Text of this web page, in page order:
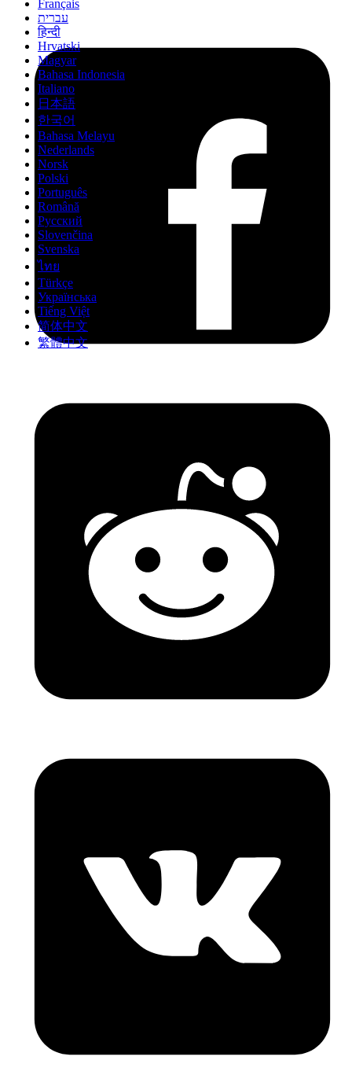
Français
עברית
हिन्दी
Hrvatski
Magyar
Bahasa Indonesia
Italiano
日本語
한국어
Bahasa Melayu
Nederlands
Norsk
Polski
Português
Română
Русский
Slovenčina
Svenska
ไทย
Türkçe
Українська
Tiếng Việt
简体中文
繁體中文